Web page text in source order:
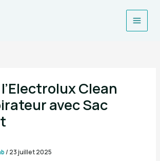
Main
Clean
avec Sac
/ 23 juillet 2025